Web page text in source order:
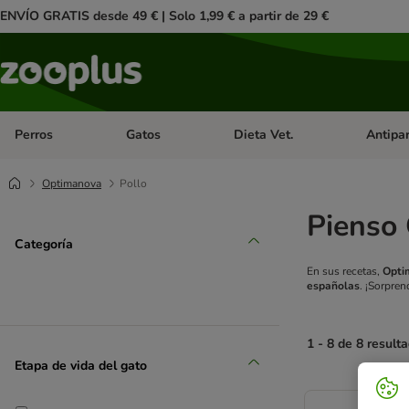
ENVÍO GRATIS desde 49 € | Solo 1,99 € a partir de 29 €
Perros Menú de categoria abierto: Perros
Gatos Menú de categoria abierto: Gatos
Dieta Vet. Menú
Optimanova Pollo
Categoría
Etapa de vida del gato
En sus recetas,
españolas.
1 - 8 de 8
product items